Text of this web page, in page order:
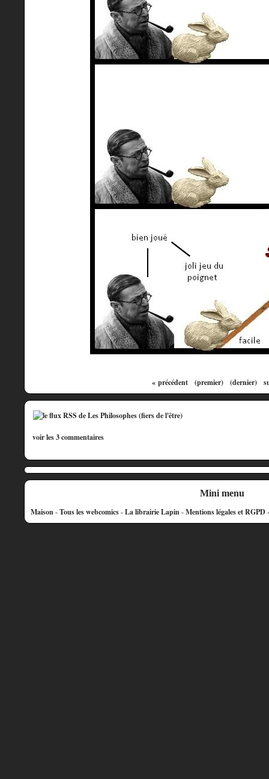
« précédent (premier) (dernier)
voir les 3 commentaires
Mini menu
Maison-Tous les webcomics-La librairie Lapin-Mentions légales et RGPD